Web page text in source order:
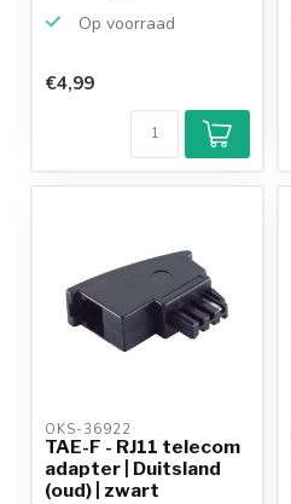
Op voorraad
€4,99
OKS-36922
TAE-F - RJ11 telecom
adapter | Duitsland
(oud) | zwart